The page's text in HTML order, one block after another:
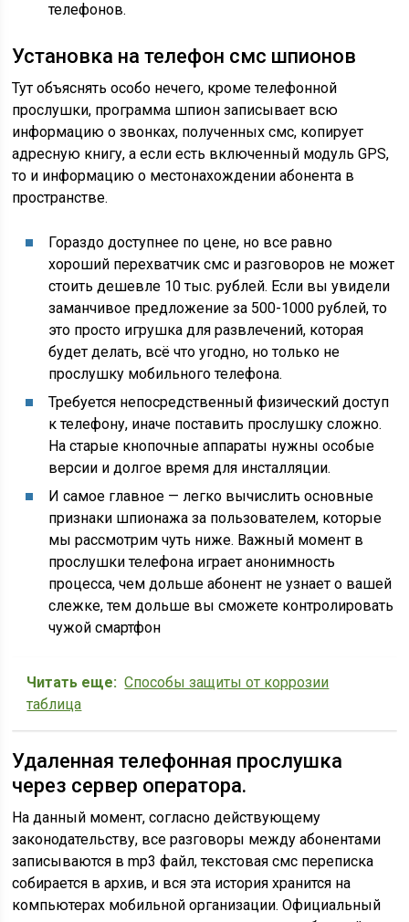
телефонов.
Установка на телефон смс шпионов
Тут объяснять особо нечего, кроме телефонной
прослушки, программа шпион записывает всю
информацию о звонках, полученных смс, копирует
адресную книгу, а если есть включенный модуль GPS,
то и информацию о местонахождении абонента в
пространстве.
Гораздо доступнее по цене, но все равно
хороший перехватчик смс и разговоров не может
стоить дешевле 10 тыс. рублей. Если вы увидели
заманчивое предложение за 500-1000 рублей, то
это просто игрушка для развлечений, которая
будет делать, всё что угодно, но только не
прослушку мобильного телефона.
Требуется непосредственный физический доступ
к телефону, иначе поставить прослушку сложно.
На старые кнопочные аппараты нужны особые
версии и долгое время для инсталляции.
И самое главное — легко вычислить основные
признаки шпионажа за пользователем, которые
мы рассмотрим чуть ниже. Важный момент в
прослушки телефона играет анонимность
процесса, чем дольше абонент не узнает о вашей
слежке, тем дольше вы сможете контролировать
чужой смартфон
Читать еще: Способы защиты от коррозии
таблица
Удаленная телефонная прослушка
через сервер оператора.
На данный момент, согласно действующему
законодательству, все разговоры между абонентами
записываются в mp3 файл, текстовая смс переписка
собирается в архив, и вся эта история хранится на
компьютерах мобильной организации. Официальный